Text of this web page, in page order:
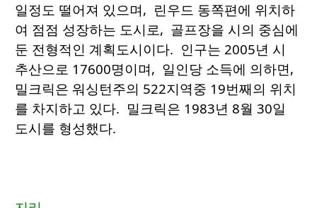
일정도 떨어져 있으며, 린우드 동쪽편에 위치하
여 점점 성장하는 도시로, 골프장을 시의 중심에
둔 전형적인 계획도시이다. 인구는 2005년 시
추산으로 17600명이며, 일인당 소득에 의하면,
밀크릭은 워싱턴주의 522지역중 19번째의 위치
를 차지하고 있다. 밀크릭은 1983년 8월 30일
도시를 형성했다.